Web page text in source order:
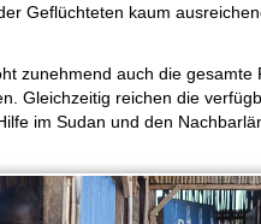
Geflüchteten kaum
zunehmend auch die gesamte
Gleichzeitig reichen die
im Sudan und den